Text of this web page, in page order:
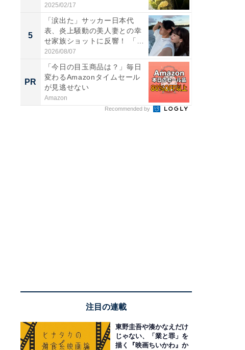
体...
2025/02/17
5
「涙出た」サッカー日本代
表、炎上騒動の美人妻との幸
せ家族ショットに反響！ 「最
高...
2026/08/07
PR
「今日の目玉商品は？」毎日
変わるAmazonタイムセール
が見逃せない
Amazon
Recommended by
注目の連載
東野圭吾や湊かなえだけ
じゃない、「業と罪」を
描く『映画ちいかわ』か